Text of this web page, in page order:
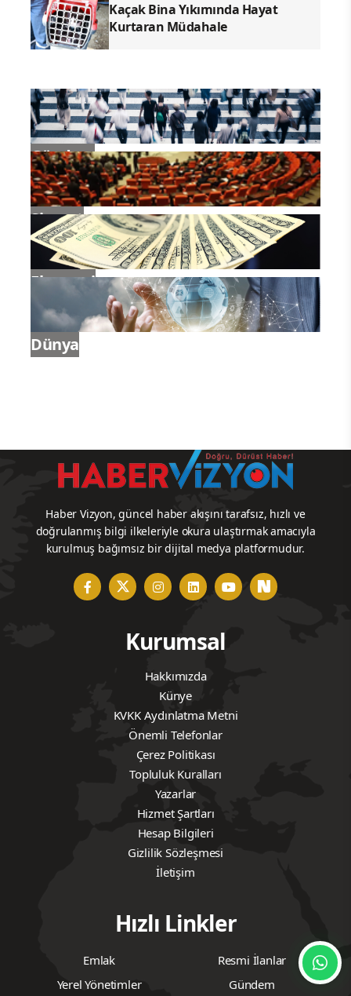
Kaçak Bina Yıkımında Hayat
Kurtaran Müdahale
Gündem
Siyaset
Ekonomi
Dünya
Haber Vizyon, güncel haber akışını tarafsız, hızlı ve
doğrulanmış bilgi ilkeleriyle okura ulaştırmak amacıyla
kurulmuş bağımsız bir dijital medya platformudur.
Kurumsal
Hakkımızda
Künye
KVKK Aydınlatma Metni
Önemli Telefonlar
Çerez Politikası
Topluluk Kuralları
Yazarlar
Hizmet Şartları
Hesap Bilgileri
Gizlilik Sözleşmesi
İletişim
Hızlı Linkler
Emlak
Resmi İlanlar
Yerel Yönetimler
Gündem